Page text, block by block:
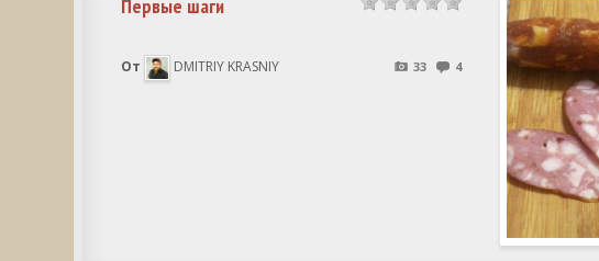
Первые шаги
33 4
От DMITRIY KRASNIY